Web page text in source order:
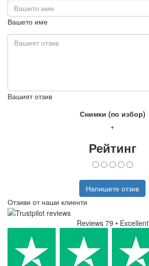
Вашето име
Вашият отзив
Снимки (по избор)
+
Рейтинг
Напишете отзив
Отзиви от наши клиенти
Reviews 79 • Excellent